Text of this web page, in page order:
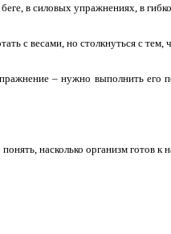
в силовых упражнениях, в
с весами, но столкнуться с
– нужно выполнить его
насколько организм готов к